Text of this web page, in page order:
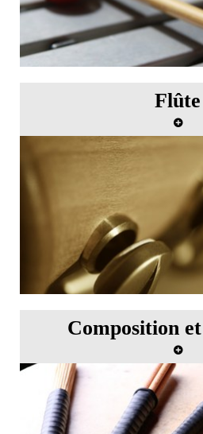
Flûte
Master class de flûte
Composition
Master class de
Keiko Abe